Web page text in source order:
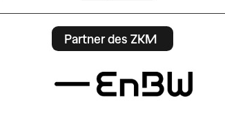
Partner des ZKM